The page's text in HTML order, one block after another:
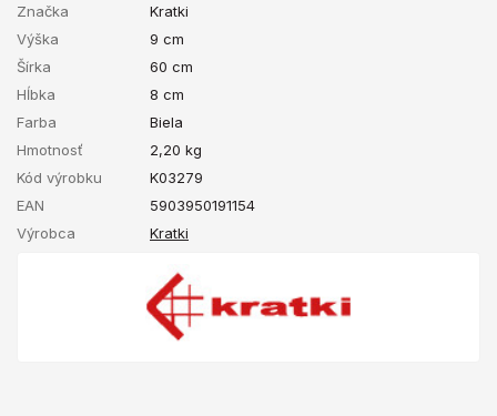
Značka
Kratki
Výška
9 cm
Šírka
60 cm
Hĺbka
8 cm
Farba
Biela
Hmotnosť
2,20 kg
Kód výrobku
K03279
EAN
5903950191154
Výrobca
Kratki